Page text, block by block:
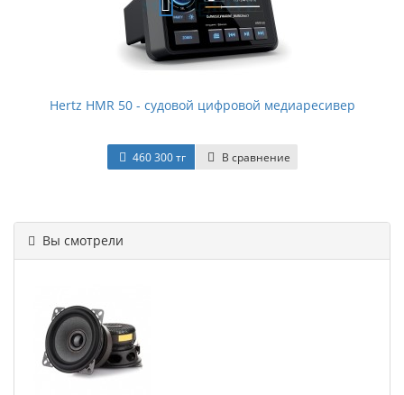
Hertz HMR 50 - судовой цифровой медиаресивер
460 300 тг В сравнение
Вы смотрели